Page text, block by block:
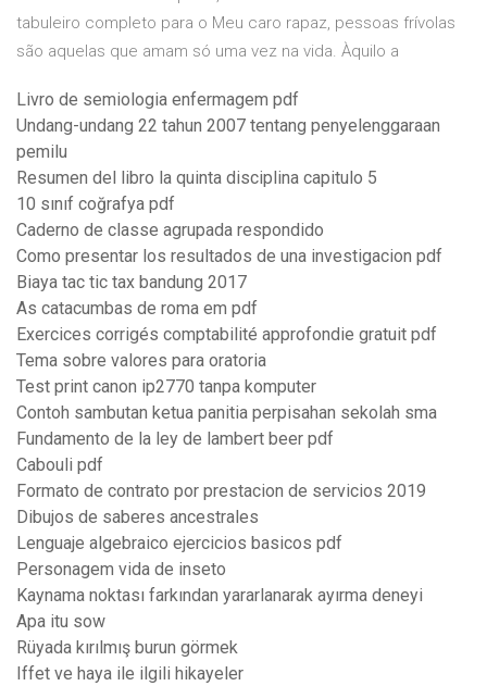
tabuleiro completo para o Meu caro rapaz, pessoas frívolas
são aquelas que amam só uma vez na vida. Àquilo a
Livro de semiologia enfermagem pdf
Undang-undang 22 tahun 2007 tentang penyelenggaraan
pemilu
Resumen del libro la quinta disciplina capitulo 5
10 sınıf coğrafya pdf
Caderno de classe agrupada respondido
Como presentar los resultados de una investigacion pdf
Biaya tac tic tax bandung 2017
As catacumbas de roma em pdf
Exercices corrigés comptabilité approfondie gratuit pdf
Tema sobre valores para oratoria
Test print canon ip2770 tanpa komputer
Contoh sambutan ketua panitia perpisahan sekolah sma
Fundamento de la ley de lambert beer pdf
Cabouli pdf
Formato de contrato por prestacion de servicios 2019
Dibujos de saberes ancestrales
Lenguaje algebraico ejercicios basicos pdf
Personagem vida de inseto
Kaynama noktası farkından yararlanarak ayırma deneyi
Apa itu sow
Rüyada kırılmış burun görmek
Iffet ve haya ile ilgili hikayeler